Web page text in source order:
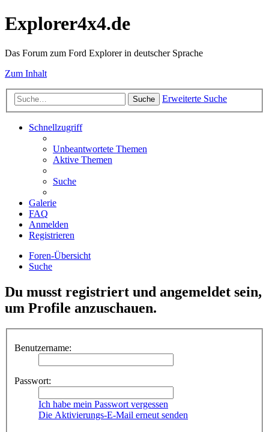
Explorer4x4.de
Das Forum zum Ford Explorer in deutscher Sprache
Zum Inhalt
Suche Erweiterte Suche
Schnellzugriff
Unbeantwortete Themen
Aktive Themen
Suche
Galerie
FAQ
Anmelden
Registrieren
Foren-Übersicht
Suche
Du musst registriert und angemeldet sein,
um Profile anzuschauen.
Benutzername:
Passwort:
Ich habe mein Passwort vergessen
Die Aktivierungs-E-Mail erneut senden